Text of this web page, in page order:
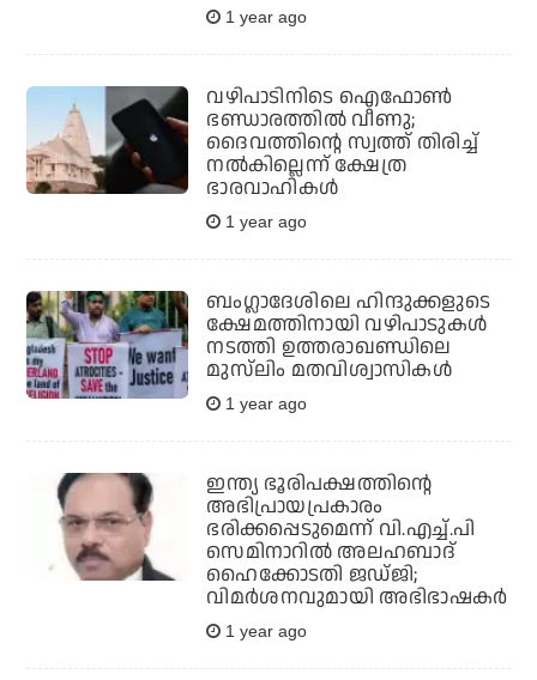
1 year ago
വഴിപാടിനിടെ ഐഫോണ്‍
ഭണ്ഡാരത്തില്‍ വീണു;
ദൈവത്തിന്റെ സ്വത്ത് തിരിച്ച്
നല്‍കില്ലെന്ന് ക്ഷേത്ര
ഭാരവാഹികള്‍
1 year ago
ബംഗ്ലാദേശിലെ ഹിന്ദുക്കളുടെ
ക്ഷേമത്തിനായി വഴിപാടുകള്‍
നടത്തി ഉത്തരാഖണ്ഡിലെ
മുസ്‌ലിം മതവിശ്വാസികള്‍
1 year ago
ഇന്ത്യ ഭൂരിപക്ഷത്തിന്റെ
അഭിപ്രായപ്രകാരം
ഭരിക്കപ്പെടുമെന്ന് വി.എച്ച്.പി
സെമിനാറില്‍ അലഹബാദ്
ഹൈക്കോടതി ജഡ്ജി;
വിമര്‍ശനവുമായി അഭിഭാഷകര്‍
1 year ago